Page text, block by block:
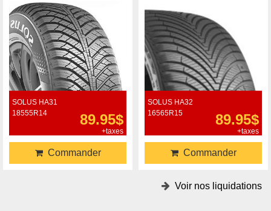
SOLUS HA31
18555R14
89.95$
+taxes
Commander
SOLUS HA32
16565R15
89.95$
+taxes
Commander
Voir nos liquidations